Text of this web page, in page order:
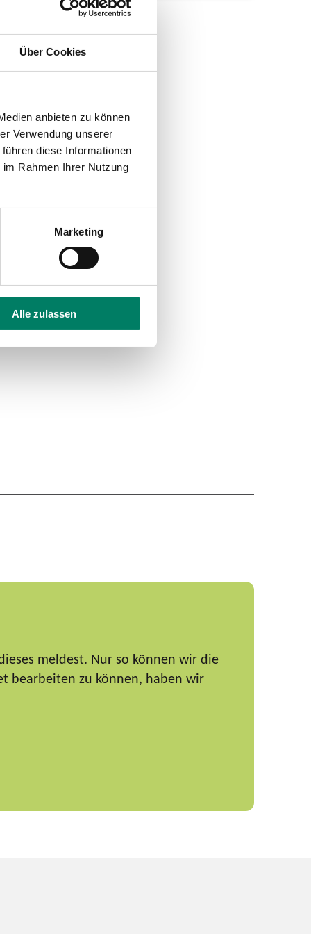
Über Cookies
anbieten zu können
Verwendung unserer
diese Informationen
Rahmen Ihrer Nutzung
Marketing
Alle zulassen
meldest. Nur so können wir die
bearbeiten zu können, haben wir